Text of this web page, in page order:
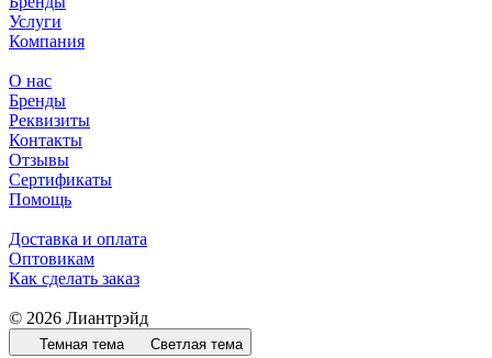
Услуги
Компания
О нас
Бренды
Реквизиты
Контакты
Отзывы
Сертификаты
Помощь
Доставка и оплата
Оптовикам
Как сделать заказ
© 2026 Лиантрэйд
Темная тема Светлая тема